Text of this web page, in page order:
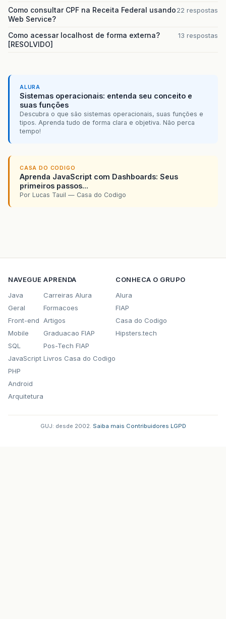
Como consultar CPF na Receita Federal usando
Web Service?
22 respostas
Como acessar localhost de forma externa?
[RESOLVIDO]
13 respostas
ALURA
Sistemas operacionais: entenda seu conceito e
suas funções
Descubra o que são sistemas operacionais, suas funções e
tipos. Aprenda tudo de forma clara e objetiva. Não perca
tempo!
CASA DO CODIGO
Aprenda JavaScript com Dashboards: Seus
primeiros passos...
Por Lucas Tauil — Casa do Codigo
NAVEGUE
Java
Geral
Front-end
Mobile
SQL
JavaScript
PHP
Android
Arquitetura
APRENDA
Carreiras Alura
Formacoes
Artigos
Graduacao FIAP
Pos-Tech FIAP
Livros Casa do Codigo
CONHECA O GRUPO
Alura
FIAP
Casa do Codigo
Hipsters.tech
GUJ: desde 2002. Saiba mais Contribuidores LGPD